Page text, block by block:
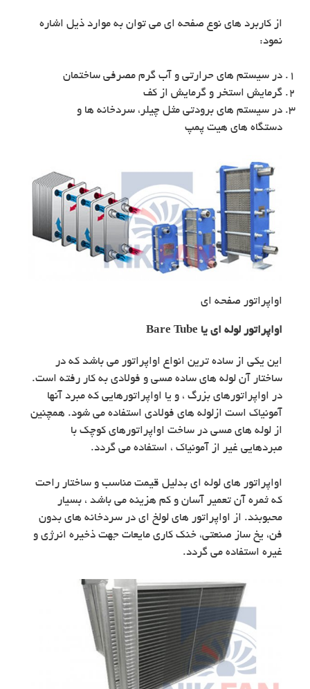
از کاربرد های نوع صفحه ای می توان به موارد ذیل اشاره
نمود:
در سیستم های حرارتی و آب گرم مصرفی ساختمان
گرمایش استخر و گرمایش از کف
در سیستم های برودتی مثل چیلر، سردخانه ها و
دستگاه های هیت پمپ
اواپراتور صفحه ای
اواپراتور لوله ای یا Bare Tube
این یکی از ساده ترین انواع اواپراتور می باشد که در
ساختار آن لوله های ساده مسی و فولادی به کار رفته است.
در اواپراتورهای بزرگ ، و یا اواپراتورهایی که مبرد آنها
آمونیاک است ازلوله های فولادی استفاده می شود. همچنین
از لوله های مسی در ساخت اواپراتورهای کوچک با
مبردهایی غیر از آمونیاک ، استفاده می گردد.
اواپراتور های لوله ای بدلیل قیمت مناسب و ساختار راحت
که ثمره آن تعمیر آسان و کم هزینه می باشد ، بسیار
محبوبند. از اواپراتور های لولخ ای در سردخانه های بدون
فن، یخ ساز صنعتی، خنک کاری مایعات جهت ذخیره انرژی و
غیره استفاده می گردد.